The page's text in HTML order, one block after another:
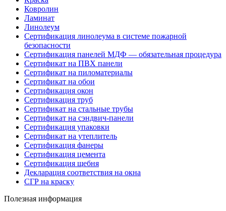
Ковролин
Ламинат
Линолеум
Сертификация линолеума в системе пожарной
безопасности
Сертификация панелей МДФ — обязательная процедура
Сертификат на ПВХ панели
Сертификат на пиломатериалы
Сертификат на обои
Сертификация окон
Сертификация труб
Сертификат на стальные трубы
Сертификат на сэндвич-панели
Сертификация упаковки
Сертификат на утеплитель
Сертификация фанеры
Сертификация цемента
Сертификация щебня
Декларация соответствия на окна
СГР на краску
Полезная информация